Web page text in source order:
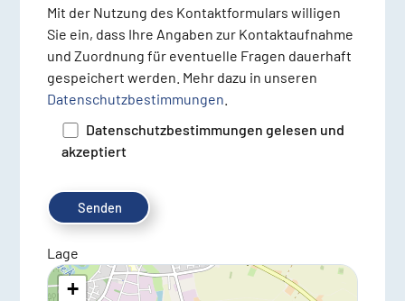
Mit der Nutzung des Kontaktformulars willigen
Sie ein, dass Ihre Angaben zur Kontaktaufnahme
und Zuordnung für eventuelle Fragen dauerhaft
gespeichert werden. Mehr dazu in unseren
Datenschutzbestimmungen
Datenschutzbestimmungen gelesen und
akzeptiert
Lage
+